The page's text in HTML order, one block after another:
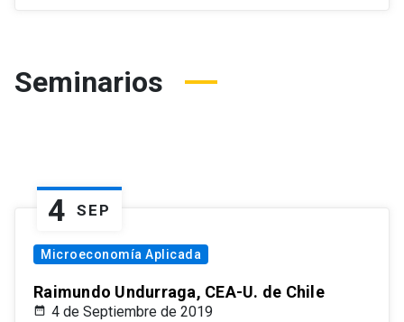
Seminarios
4 SEP
Microeconomía Aplicada
Raimundo Undurraga, CEA-U. de Chile
4 de Septiembre de 2019